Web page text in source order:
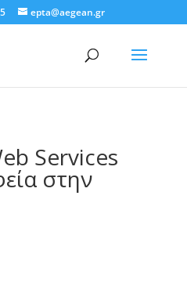
epta@aegean.gr
Services
στην